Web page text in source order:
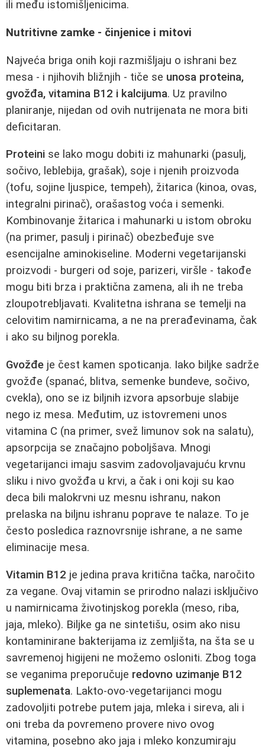
ili među istomišljenicima.
Nutritivne zamke - činjenice i mitovi
Najveća briga onih koji razmišljaju o ishrani bez
mesa - i njihovih bližnjih - tiče se unosa proteina,
gvožđa, vitamina B12 i kalcijuma. Uz pravilno
planiranje, nijedan od ovih nutrijenata ne mora biti
deficitaran.
Proteini se lako mogu dobiti iz mahunarki (pasulj,
sočivo, leblebija, grašak), soje i njenih proizvoda
(tofu, sojine ljuspice, tempeh), žitarica (kinoa, ovas,
integralni pirinač), orašastog voća i semenki.
Kombinovanje žitarica i mahunarki u istom obroku
(na primer, pasulj i pirinač) obezbeđuje sve
esencijalne aminokiseline. Moderni vegetarijanski
proizvodi - burgeri od soje, parizeri, viršle - takođe
mogu biti brza i praktična zamena, ali ih ne treba
zloupotrebljavati. Kvalitetna ishrana se temelji na
celovitim namirnicama, a ne na prerađevinama, čak
i ako su biljnog porekla.
Gvožđe je čest kamen spoticanja. Iako biljke sadrže
gvožđe (spanać, blitva, semenke bundeve, sočivo,
cvekla), ono se iz biljnih izvora apsorbuje slabije
nego iz mesa. Međutim, uz istovremeni unos
vitamina C (na primer, svež limunov sok na salatu),
apsorpcija se značajno poboljšava. Mnogi
vegetarijanci imaju sasvim zadovoljavajuću krvnu
sliku i nivo gvožđa u krvi, a čak i oni koji su kao
deca bili malokrvni uz mesnu ishranu, nakon
prelaska na biljnu ishranu poprave te nalaze. To je
često posledica raznovrsnije ishrane, a ne same
eliminacije mesa.
Vitamin B12 je jedina prava kritična tačka, naročito
za vegane. Ovaj vitamin se prirodno nalazi isključivo
u namirnicama životinjskog porekla (meso, riba,
jaja, mleko). Biljke ga ne sintetišu, osim ako nisu
kontaminirane bakterijama iz zemljišta, na šta se u
savremenoj higijeni ne možemo osloniti. Zbog toga
se veganima preporučuje redovno uzimanje B12
suplemenata. Lakto-ovo-vegetarijanci mogu
zadovoljiti potrebe putem jaja, mleka i sireva, ali i
oni treba da povremeno provere nivo ovog
vitamina, posebno ako jaja i mleko konzumiraju